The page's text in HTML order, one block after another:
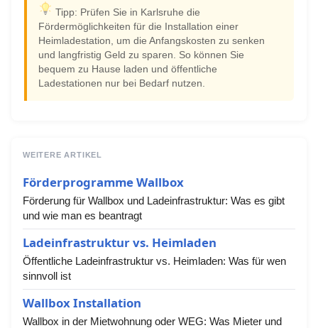
Tipp: Prüfen Sie in Karlsruhe die
Fördermöglichkeiten für die Installation einer
Heimladestation, um die Anfangskosten zu senken
und langfristig Geld zu sparen. So können Sie
bequem zu Hause laden und öffentliche
Ladestationen nur bei Bedarf nutzen.
WEITERE ARTIKEL
Förderprogramme Wallbox
Förderung für Wallbox und Ladeinfrastruktur: Was es gibt
und wie man es beantragt
Ladeinfrastruktur vs. Heimladen
Öffentliche Ladeinfrastruktur vs. Heimladen: Was für wen
sinnvoll ist
Wallbox Installation
Wallbox in der Mietwohnung oder WEG: Was Mieter und